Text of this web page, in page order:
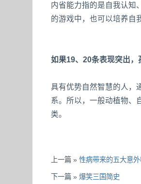
内省能力指的是自我认知
的游戏中，也可以培养自
如果19、20条表现突出，
具有优势自然智慧的人，
系。所以，一般动植物、
类。
上一篇 »性病带来的五大意
下一篇 »爆笑三国简史